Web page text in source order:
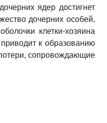
ядер достигнет
дочерних особей,
клетки-хозяина
к образованию
потери, сопровождающие